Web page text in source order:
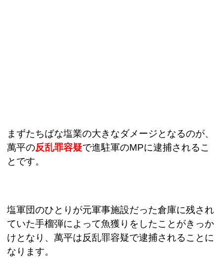
まずたちばな塩業の大きなダメージとなるのが、
萬平の反乱罪容疑で進駐軍のMPに逮捕されるこ
とです。
塩軍団のひとりが元軍事施設だった倉庫に残され
ていた手榴弾によって魚獲りをしたことがきっか
けとなり、萬平は反乱罪容疑で逮捕されることに
なります。